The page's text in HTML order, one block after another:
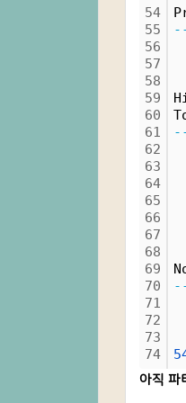
54
55
56
57
58
59
60
61
62
63
64
65
66
67
68
69
70
71
72
73
74
아직 파